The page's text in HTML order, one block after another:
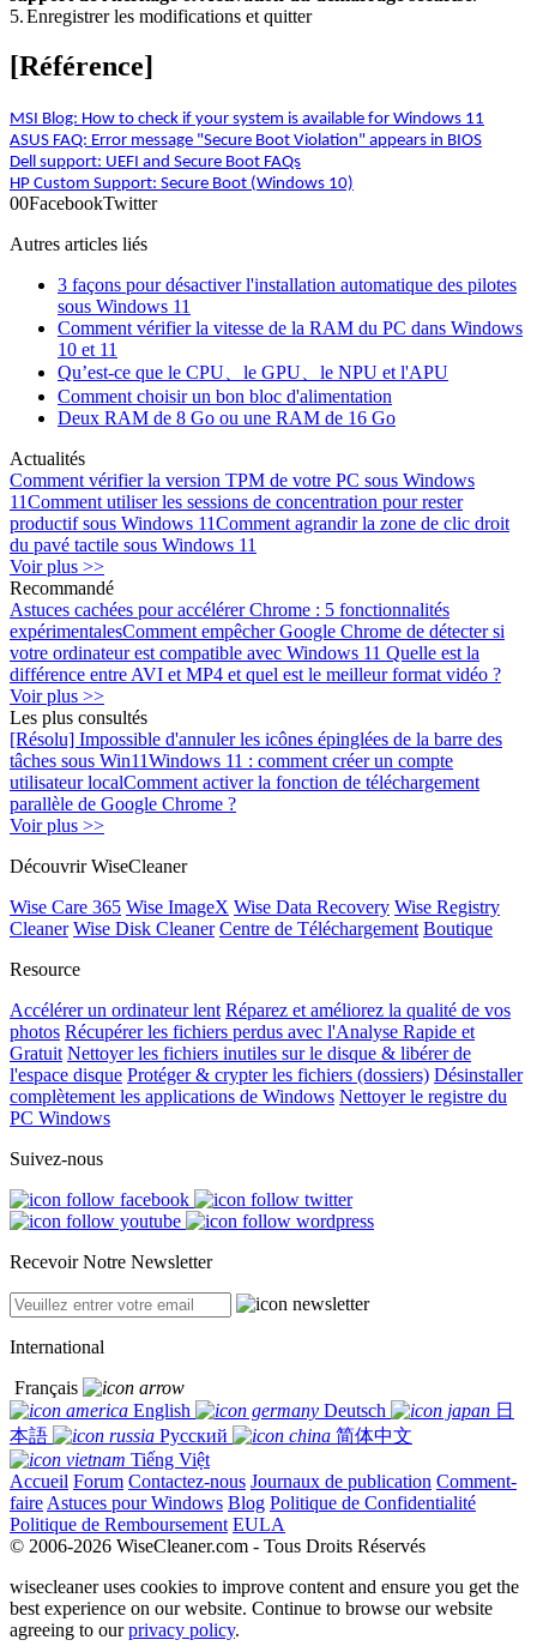
5.Enregistrer les modifications et quitter
[Référence]
MSI Blog: How to check if your system is available for Windows 11
ASUS FAQ: Error message "Secure Boot Violation" appears in BIOS
Dell support: UEFI and Secure Boot FAQs
HP Custom Support: Secure Boot (Windows 10)
00FacebookTwitter
Autres articles liés
3 façons pour désactiver l'installation automatique des pilotes
sous Windows 11
Comment vérifier la vitesse de la RAM du PC dans Windows
10 et 11
Qu’est-ce que le CPU、le GPU、le NPU et l'APU
Comment choisir un bon bloc d'alimentation
Deux RAM de 8 Go ou une RAM de 16 Go
Actualités
Comment vérifier la version TPM de votre PC sous Windows
11Comment utiliser les sessions de concentration pour rester
productif sous Windows 11Comment agrandir la zone de clic droit
du pavé tactile sous Windows 11
Voir plus >>
Recommandé
Astuces cachées pour accélérer Chrome : 5 fonctionnalités
expérimentalesComment empêcher Google Chrome de détecter si
votre ordinateur est compatible avec Windows 11 Quelle est la
différence entre AVI et MP4 et quel est le meilleur format vidéo ?
Voir plus >>
Les plus consultés
[Résolu] Impossible d'annuler les icônes épinglées de la barre des
tâches sous Win11Windows 11 : comment créer un compte
utilisateur localComment activer la fonction de téléchargement
parallèle de Google Chrome ?
Voir plus >>
Découvrir WiseCleaner
Wise Care 365 Wise ImageX Wise Data Recovery Wise Registry
Cleaner Wise Disk Cleaner Centre de Téléchargement Boutique
Resource
Accélérer un ordinateur lent Réparez et améliorez la qualité de vos
photos Récupérer les fichiers perdus avec l'Analyse Rapide et
Gratuit Nettoyer les fichiers inutiles sur le disque & libérer de
l'espace disque Protéger & crypter les fichiers (dossiers) Désinstaller
complètement les applications de Windows Nettoyer le registre du
PC Windows
Suivez-nous
Recevoir Notre Newsletter
International
Français
English
Deutsch
日
本語
Русский
简体中文
Tiếng Việt
Accueil Forum Contactez-nous Journaux de publication Comment-
faire Astuces pour Windows Blog Politique de Confidentialité
Politique de Remboursement EULA
© 2006-2026 WiseCleaner.com - Tous Droits Réservés
wisecleaner uses cookies to improve content and ensure you get the
best experience on our website. Continue to browse our website
agreeing to ourprivacy policy.